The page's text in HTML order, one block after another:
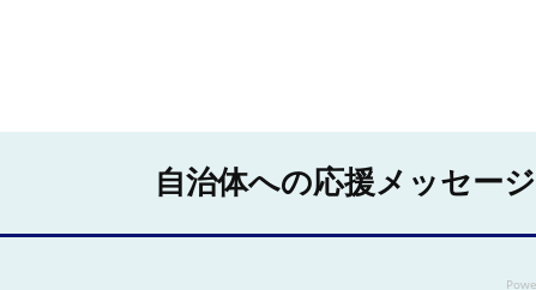
自治体への応援メッセージ